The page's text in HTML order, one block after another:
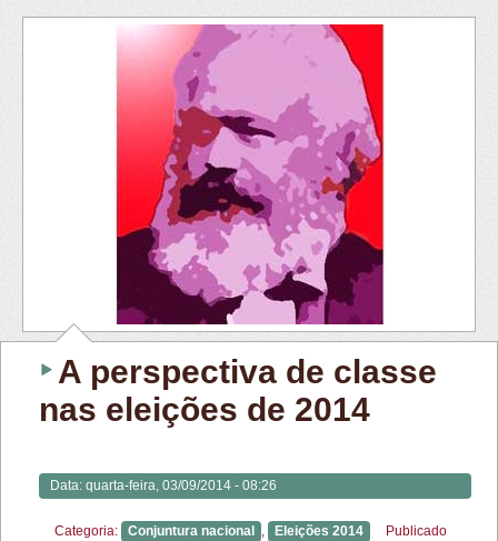
A perspectiva de classe
nas eleições de 2014
Data: quarta-feira, 03/09/2014 - 08:26
Categoria: Conjuntura nacional , Eleições 2014
Publicado